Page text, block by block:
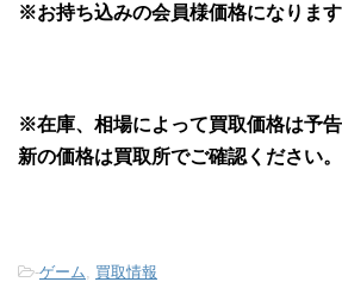
※お持ち込みの会員様価格になります
※在庫、相場によって買取価格は予
新の価格は買取所でご確認ください。
-ゲーム 買取情報